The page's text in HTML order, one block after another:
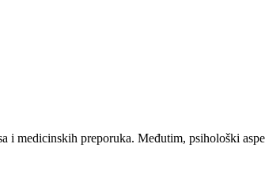
medicinskih preporuka. Međutim, psihološki